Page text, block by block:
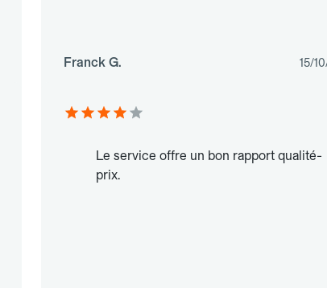
Franck G. 15/
Le service offre un bon rapport qualité-
prix.